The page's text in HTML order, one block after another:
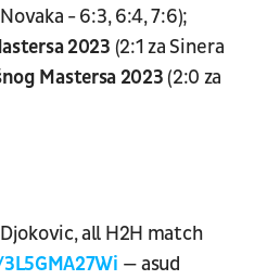
- 6:3, 6:4, 7:6);
2023 (2:1 za Sinera
Mastersa 2023(2:0 za
all H2H match
— asud